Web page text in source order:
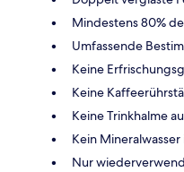
Mindestens 80%
Umfassende
Keine
Keine
Keine Trinkhalme
Kein
Nur